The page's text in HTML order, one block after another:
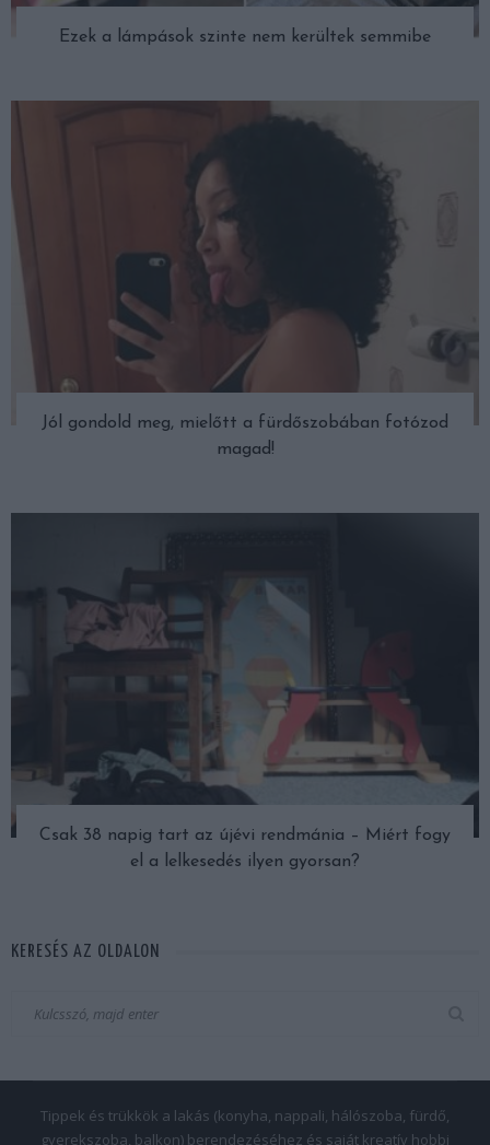
Ezek a lámpások szinte nem kerültek semmibe
Jól gondold meg, mielőtt a fürdőszobában fotózod
magad!
Csak 38 napig tart az újévi rendmánia – Miért fogy
el a lelkesedés ilyen gyorsan?
KERESÉS AZ OLDALON
Tippek és trükkök a lakás (konyha, nappali, hálószoba, fürdő,
gyerekszoba, balkon) berendezéséhez és saját kreatív hobbi